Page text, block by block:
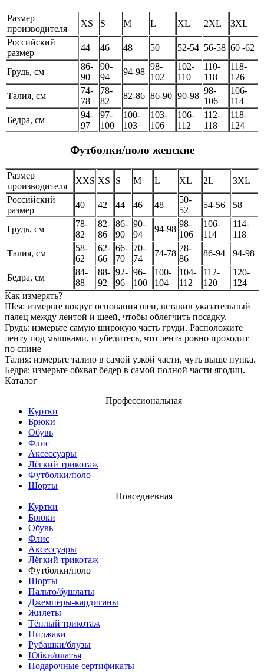
Размер
производителя
XS S M L XL 2XL
3XL
Российский
размер
44 46 48 50 52-54 56-58 60 -62
Грудь, см
86-
90
90-
94
94-98
98-
102
102-
110
110-
118
118-
126
Талия, см
74-
78
78-
82
82-86 86-90 90-98
98-
106
106-
114
Бедра, см
94-
97
97-
100
100-
103
103-
106
106-
112
112-
118
118-
124
Футболки/поло женские
Размер
производителя
XXS XS S M L XL 2L
3XL
Российский
размер
40 42 44 46 48
50-
52
54-56 58
Грудь, см
78-
82
82-
86
86-
90
90-
94
94-98
98-
106
106-
114
114-
118
Талия, см
58-
62
62-
66
66-
70
70-
74
74-78
78-
86
86-94 94-98
Бедра, см
84-
88
88-
92
92-
96
96-
100
100-
104
104-
112
112-
120
120-
124
Как измерять?
Шея: измерьте вокруг основания шеи, вставив указательный
палец между лентой и шеей, чтобы облегчить посадку.
Грудь: измерьте самую широкую часть груди. Расположите
ленту под мышками, и убедитесь, что лента ровно проходит
по спине
Талия: измерьте талию в самой узкой части, чуть выше пупка.
Бедра: измерьте обхват бедер в самой полной части ягодиц.
Каталог
Профессиональная
Куртки
Брюки
Обувь
Флис
Аксессуары
Лёгкий трикотаж
Футболки/поло
Шорты
Повседневная
Куртки
Брюки
Обувь
Флис
Аксессуары
Лёгкий трикотаж
Футболки/поло
Шорты
Пальто/бушлаты
Джемперы-кардиганы
Жилеты
Тёплый трикотаж
Пиджаки
Рубашки/блузы
Юбки/платья
Подарочные сертификаты